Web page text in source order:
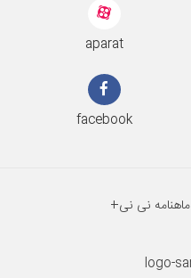
aparat
facebook
ماهنامه نی نی+